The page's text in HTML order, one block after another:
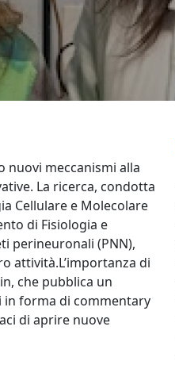
nuovi meccanismi alla
La ricerca, condotta
Cellulare e Molecolare
di Fisiologia e
perineuronali (PNN),
attività.L’importanza di
che pubblica un
in forma di commentary
di aprire nuove